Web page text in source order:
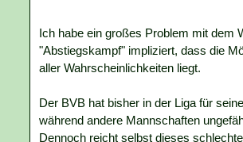
Ich habe ein großes Problem mit dem
"Abstiegskampf" impliziert, dass die
aller Wahrscheinlichkeiten liegt.
Der BVB hat bisher in der Liga für
während andere Mannschaften
Dennoch reicht selbst dieses